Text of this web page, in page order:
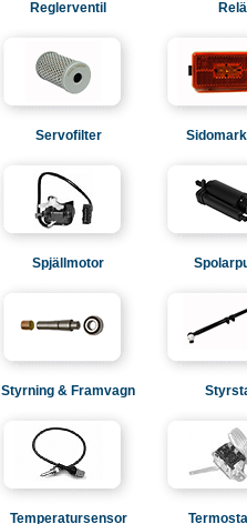
Reglerventil Relä
Servofilter
Spjällmotor
Styrning & Framvagn
Temperatursensor